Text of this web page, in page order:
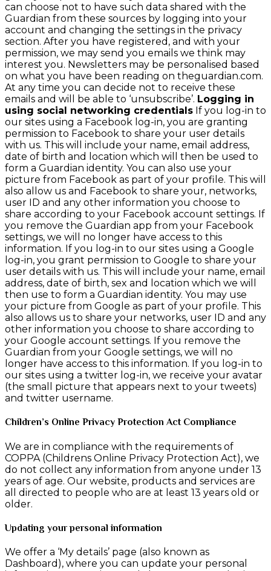
can choose not to have such data shared with the
Guardian from these sources by logging into your
account and changing the settings in the privacy
section. After you have registered, and with your
permission, we may send you emails we think may
interest you. Newsletters may be personalised based
on what you have been reading on theguardian.com.
At any time you can decide not to receive these
emails and will be able to ‘unsubscribe’. Logging in
using social networking credentials If you log-in to
our sites using a Facebook log-in, you are granting
permission to Facebook to share your user details
with us. This will include your name, email address,
date of birth and location which will then be used to
form a Guardian identity. You can also use your
picture from Facebook as part of your profile. This will
also allow us and Facebook to share your, networks,
user ID and any other information you choose to
share according to your Facebook account settings. If
you remove the Guardian app from your Facebook
settings, we will no longer have access to this
information. If you log-in to our sites using a Google
log-in, you grant permission to Google to share your
user details with us. This will include your name, email
address, date of birth, sex and location which we will
then use to form a Guardian identity. You may use
your picture from Google as part of your profile. This
also allows us to share your networks, user ID and any
other information you choose to share according to
your Google account settings. If you remove the
Guardian from your Google settings, we will no
longer have access to this information. If you log-in to
our sites using a twitter log-in, we receive your avatar
(the small picture that appears next to your tweets)
and twitter username.
Children’s Online Privacy Protection Act Compliance
We are in compliance with the requirements of
COPPA (Childrens Online Privacy Protection Act), we
do not collect any information from anyone under 13
years of age. Our website, products and services are
all directed to people who are at least 13 years old or
older.
Updating your personal information
We offer a ‘My details’ page (also known as
Dashboard), where you can update your personal